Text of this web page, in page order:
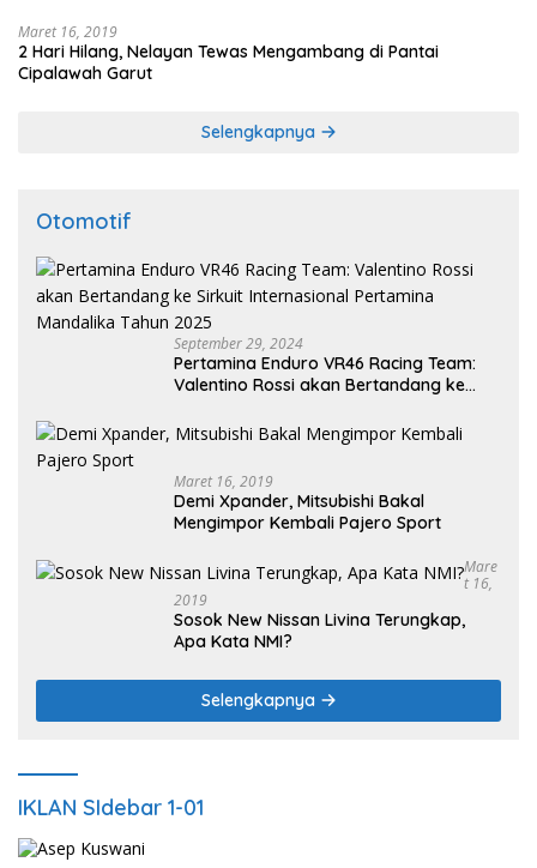
Maret 16, 2019
2 Hari Hilang, Nelayan Tewas Mengambang di Pantai
Cipalawah Garut
Selengkapnya
Otomotif
September 29, 2024
Pertamina Enduro VR46 Racing Team:
Valentino Rossi akan Bertandang ke
Mandalika Tahun 2025
Maret 16, 2019
Demi Xpander, Mitsubishi Bakal
Mengimpor Kembali Pajero Sport
Mare
T 16,
2019
Sosok New Nissan Livina Terungkap,
Apa Kata NMI?
Selengkapnya
IKLAN SIdebar 1-01